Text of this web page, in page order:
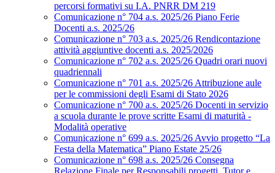
percorsi formativi su I.A. PNRR DM 219
Comunicazione n° 704 a.s. 2025/26 Piano Ferie
Docenti a.s. 2025/26
Comunicazione n° 703 a.s. 2025/26 Rendicontazione
attività aggiuntive docenti a.s. 2025/2026
Comunicazione n° 702 a.s. 2025/26 Quadri orari nuovi
quadriennali
Comunicazione n° 701 a.s. 2025/26 Attribuzione aule
per le commissioni degli Esami di Stato 2026
Comunicazione n° 700 a.s. 2025/26 Docenti in servizio
a scuola durante le prove scritte Esami di maturità -
Modalità operative
Comunicazione n° 699 a.s. 2025/26 Avvio progetto “La
Festa della Matematica” Piano Estate 25/26
Comunicazione n° 698 a.s. 2025/26 Consegna